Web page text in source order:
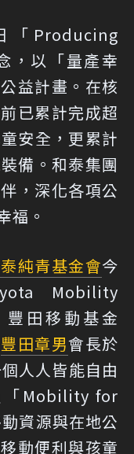
Producing
，以「量產幸
益計畫。在核
已累計完成超
安全，更累計
備。和泰集團
，深化各項公
福。
純青基金會今
Mobility
田移動基金
豐田章男會長於
人人皆能自由
「Mobility for
資源與在地公
動便利與孩童